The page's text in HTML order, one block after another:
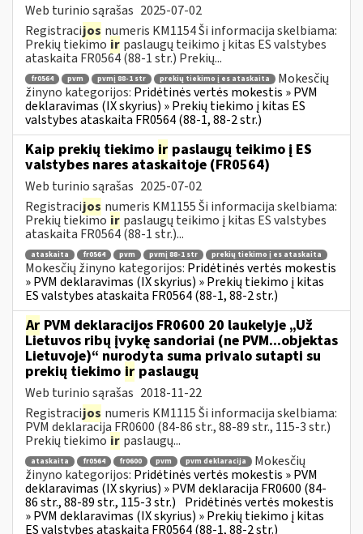
Web turinio sąrašas 2025-07-02
Registracijos numeris KM1154 Ši informacija skelbiama:
Prekių tiekimo ir paslaugų teikimo į kitas ES valstybes
ataskaita FR0564 (88-1 str.) Prekių...
fr0564 pvm pvmį 88-1 str prekių tiekimo į es ataskaita
Mokesčių
žinyno kategorijos: Pridėtinės vertės mokestis » PVM
deklaravimas (IX skyrius) » Prekių tiekimo į kitas ES
valstybes ataskaita FR0564 (88-1, 88-2 str.)
Kaip prekių tiekimo ir paslaugų teikimo į ES
valstybes nares ataskaitoje (FR0564)
Web turinio sąrašas 2025-07-02
Registracijos numeris KM1155 Ši informacija skelbiama:
Prekių tiekimo ir paslaugų teikimo į kitas ES valstybes
ataskaita FR0564 (88-1 str.)...
ataskaita fr0564 pvm pvmį 88-1 str prekių tiekimo į es ataskaita
Mokesčių žinyno kategorijos: Pridėtinės vertės mokestis
» PVM deklaravimas (IX skyrius) » Prekių tiekimo į kitas
ES valstybes ataskaita FR0564 (88-1, 88-2 str.)
Ar PVM deklaracijos FR0600 20 laukelyje „Už
Lietuvos ribų įvykę sandoriai (ne PVM...objektas
Lietuvoje)“ nurodyta suma privalo sutapti su
prekių tiekimo ir paslaugų
Web turinio sąrašas 2018-11-22
Registracijos numeris KM1115 Ši informacija skelbiama:
PVM deklaracija FR0600 (84-86 str., 88-89 str., 115-3 str.)
Prekių tiekimo ir paslaugų...
ataskaita fr0564 fr0600 pvm pvm deklaracija
Mokesčių
žinyno kategorijos: Pridėtinės vertės mokestis » PVM
deklaravimas (IX skyrius) » PVM deklaracija FR0600 (84-
86 str., 88-89 str., 115-3 str.) Pridėtinės vertės mokestis
» PVM deklaravimas (IX skyrius) » Prekių tiekimo į kitas
ES valstybes ataskaita FR0564 (88-1, 88-2 str.)